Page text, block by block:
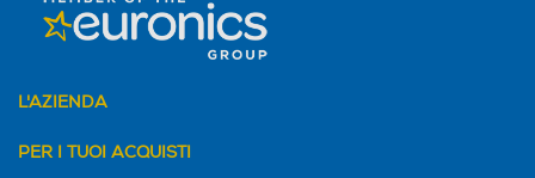
L'AZIENDA
PER I TUOI ACQUISTI